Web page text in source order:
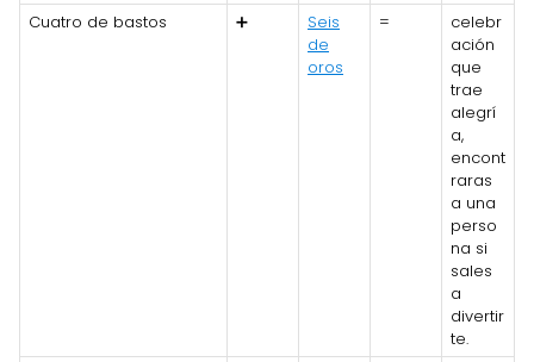
Cuatro de bastos
➕
Seis
de
oros
=
celebr
ación
que
trae
alegrí
a,
encont
raras
a una
perso
na si
sales
a
divertir
te.